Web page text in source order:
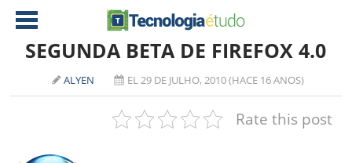
NOTÍCIAS
SEGUNDA BETA DE FIREFOX 4.0
ALYEN EL 29 DE JULHO, 2010 (HACE 16 ANOS)
Rate this post